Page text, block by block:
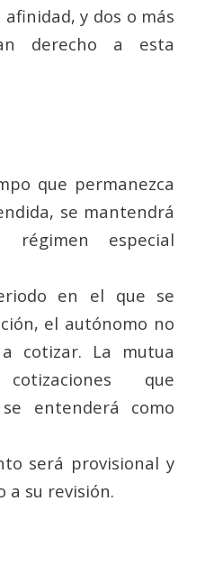
y dos o más
derecho a esta
que permanezca
se mantendrá
especial
en el que se
el autónomo no
cotizar. La mutua
que
entenderá como
será provisional y
a su revisión.